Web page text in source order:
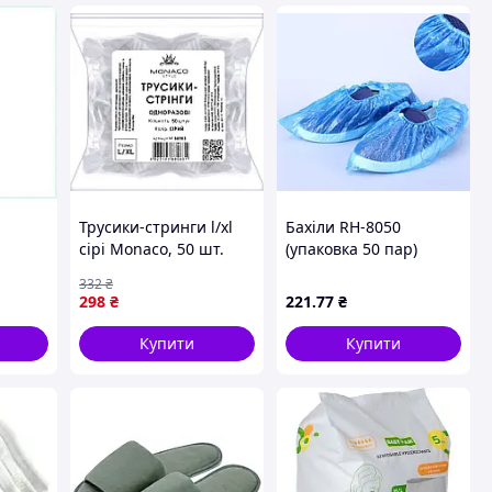
Трусики-стринги l/xl
сірі Monaco, 50 шт.
298 ₴
332₴
Купити
Бахіли RH-8050
(упаковка 50 пар)
221.77 ₴
Купити